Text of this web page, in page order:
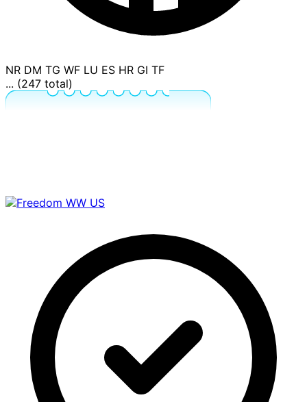
NR DM TG WF LU ES HR GI TF
... (247 total)